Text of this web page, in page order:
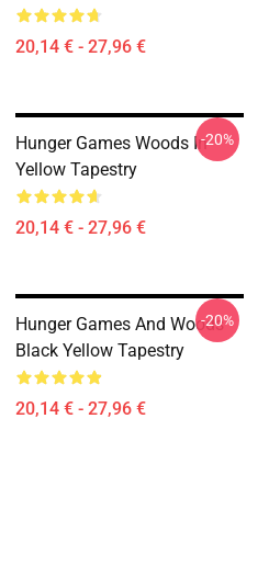
20,14 € - 27,96 €
Hunger Games Woods In
Yellow Tapestry
20,14 € - 27,96 €
-20%
Hunger Games And Woods
Black Yellow Tapestry
20,14 € - 27,96 €
-20%